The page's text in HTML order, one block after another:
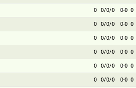
0 0/0/0 0-0 0
0 0/0/0 0-0 0
0 0/0/0 0-0 0
0 0/0/0 0-0 0
0 0/0/0 0-0 0
0 0/0/0 0-0 0